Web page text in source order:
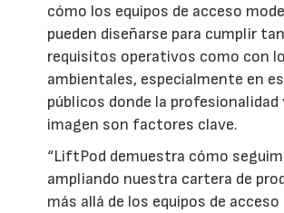
cómo los equipos de acceso
pueden diseñarse para cumplir
requisitos operativos como con
ambientales, especialmente en
públicos donde la profesionalidad
imagen son factores clave.
“LiftPod demuestra cómo
ampliando nuestra cartera de
más allá de los equipos de acceso